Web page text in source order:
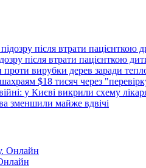
після втрати пацієнткою
вирубки дерев заради
$18 тисяч через
у Києві викрили схему
зменшили майже вдвічі